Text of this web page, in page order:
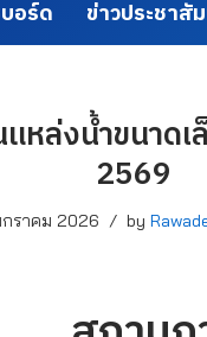
อร์ด ข่าวประชาสั
ล่งน้ำขนาด
2569
กราคม 2026 by